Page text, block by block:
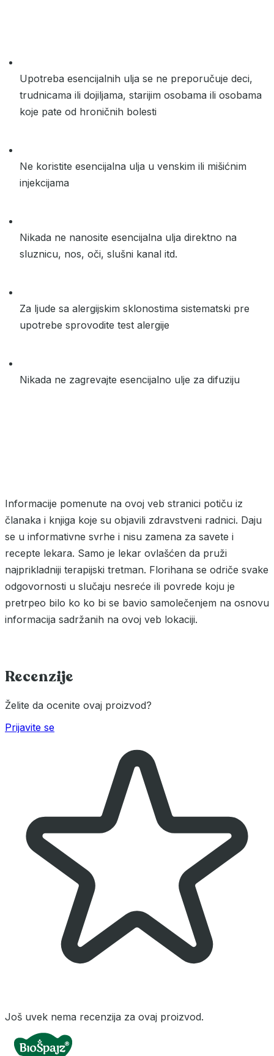
Upotreba esencijalnih ulja se ne preporučuje deci,
trudnicama ili dojiljama, starijim osobama ili osobama
koje pate od hroničnih bolesti
Ne koristite esencijalna ulja u venskim ili mišićnim
injekcijama
Nikada ne nanosite esencijalna ulja direktno na
sluznicu, nos, oči, slušni kanal itd.
Za ljude sa alergijskim sklonostima sistematski pre
upotrebe sprovodite test alergije
Nikada ne zagrevajte esencijalno ulje za difuziju
Informacije pomenute na ovoj veb stranici potiču iz
članaka i knjiga koje su objavili zdravstveni radnici. Daju
se u informativne svrhe i nisu zamena za savete i
recepte lekara. Samo je lekar ovlašćen da pruži
najprikladniji terapijski tretman. Florihana se odriče svake
odgovornosti u slučaju nesreće ili povrede koju je
pretrpeo bilo ko ko bi se bavio samolečenjem na osnovu
informacija sadržanih na ovoj veb lokaciji.
Recenzije
Želite da ocenite ovaj proizvod?
Prijavite se
Još uvek nema recenzija za ovaj proizvod.